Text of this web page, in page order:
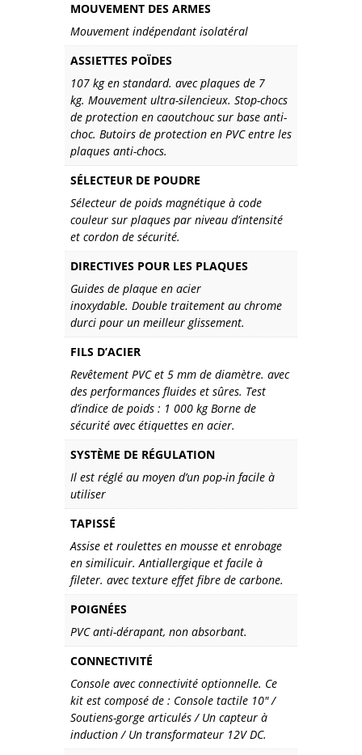
MOUVEMENT DES ARMES
Mouvement indépendant isolatéral
ASSIETTES POÏDES
107 kg en standard. avec plaques de 7
kg. Mouvement ultra-silencieux. Stop-chocs
de protection en caoutchouc sur base anti-
choc. Butoirs de protection en PVC entre les
plaques anti-chocs.
SÉLECTEUR DE POUDRE
Sélecteur de poids magnétique à code
couleur sur plaques par niveau d’intensité
et cordon de sécurité.
DIRECTIVES POUR LES PLAQUES
Guides de plaque en acier
inoxydable. Double traitement au chrome
durci pour un meilleur glissement.
FILS D’ACIER
Revêtement PVC et 5 mm de diamètre. avec
des performances fluides et sûres. Test
d’indice de poids : 1 000 kg Borne de
sécurité avec étiquettes en acier.
SYSTÈME DE RÉGULATION
Il est réglé au moyen d’un pop-in facile à
utiliser
TAPISSÉ
Assise et roulettes en mousse et enrobage
en similicuir. Antiallergique et facile à
fileter. avec texture effet fibre de carbone.
POIGNÉES
PVC anti-dérapant, non absorbant.
CONNECTIVITÉ
Console avec connectivité optionnelle. Ce
kit est composé de : Console tactile 10″ /
Soutiens-gorge articulés / Un capteur à
induction / Un transformateur 12V DC.